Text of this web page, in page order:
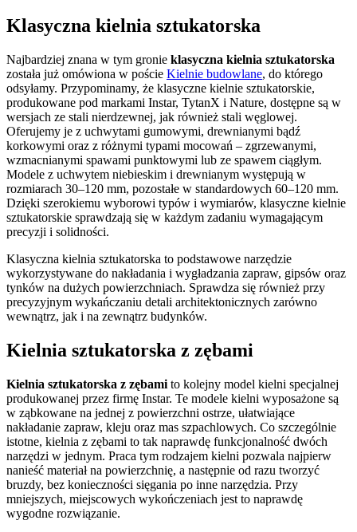
Klasyczna kielnia sztukatorska
Najbardziej znana w tym gronie klasyczna kielnia sztukatorska
została już omówiona w poście Kielnie budowlane, do którego
odsyłamy. Przypominamy, że klasyczne kielnie sztukatorskie,
produkowane pod markami Instar, TytanX i Nature, dostępne są w
wersjach ze stali nierdzewnej, jak również stali węglowej.
Oferujemy je z uchwytami gumowymi, drewnianymi bądź
korkowymi oraz z różnymi typami mocowań – zgrzewanymi,
wzmacnianymi spawami punktowymi lub ze spawem ciągłym.
Modele z uchwytem niebieskim i drewnianym występują w
rozmiarach 30–120 mm, pozostałe w standardowych 60–120 mm.
Dzięki szerokiemu wyborowi typów i wymiarów, klasyczne kielnie
sztukatorskie sprawdzają się w każdym zadaniu wymagającym
precyzji i solidności.
Klasyczna kielnia sztukatorska to podstawowe narzędzie
wykorzystywane do nakładania i wygładzania zapraw, gipsów oraz
tynków na dużych powierzchniach. Sprawdza się również przy
precyzyjnym wykańczaniu detali architektonicznych zarówno
wewnątrz, jak i na zewnątrz budynków.
Kielnia sztukatorska z zębami
Kielnia sztukatorska z zębami to kolejny model kielni specjalnej
produkowanej przez firmę Instar. Te modele kielni wyposażone są
w ząbkowane na jednej z powierzchni ostrze, ułatwiające
nakładanie zapraw, kleju oraz mas szpachlowych. Co szczególnie
istotne, kielnia z zębami to tak naprawdę funkcjonalność dwóch
narzędzi w jednym. Praca tym rodzajem kielni pozwala najpierw
nanieść materiał na powierzchnię, a następnie od razu tworzyć
bruzdy, bez konieczności sięgania po inne narzędzia. Przy
mniejszych, miejscowych wykończeniach jest to naprawdę
wygodne rozwiązanie.